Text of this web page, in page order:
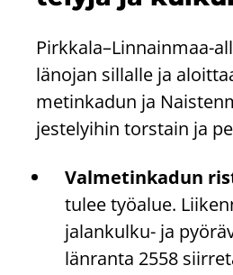
Pirk­ka­la–Linnainmaa-​
lä­no­jan sil­lal­le ja
me­tin­ka­dun ja
jes­te­lyi­hin tors­tain ja
Val­me­tin­ka­dun
tulee työ­alue.
jalankulku-​ ja
län­ran­ta 2558